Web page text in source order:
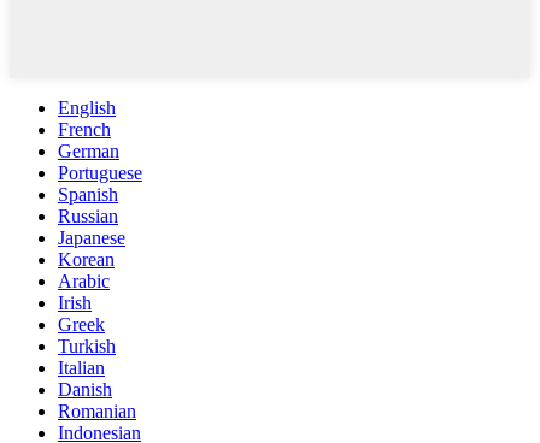
English
French
German
Portuguese
Spanish
Russian
Japanese
Korean
Arabic
Irish
Greek
Turkish
Italian
Danish
Romanian
Indonesian